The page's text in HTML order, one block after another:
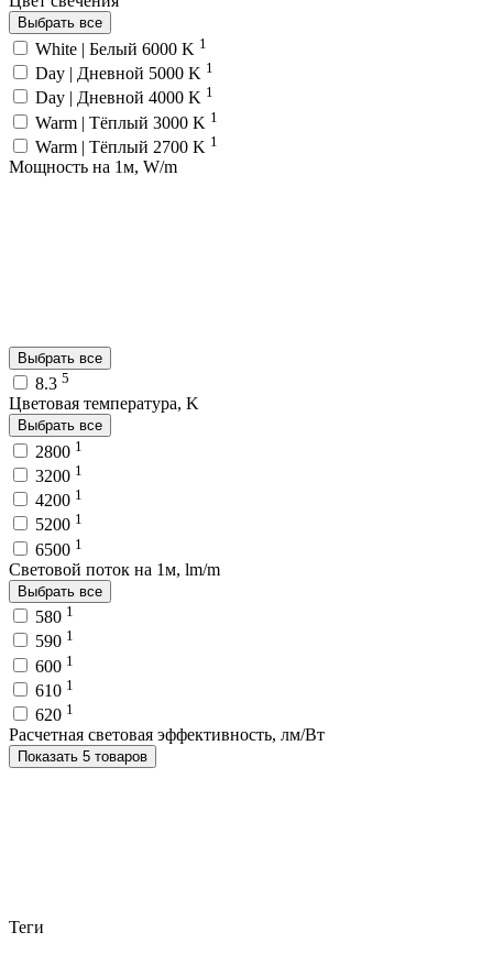
Выбрать все
White | Белый 6000 K 1
Day | Дневной 5000 K 1
Day | Дневной 4000 K 1
Warm | Тёплый 3000 K 1
Warm | Тёплый 2700 K 1
Мощность на 1м, W/m
Выбрать все
8.3 5
Цветовая температура, K
Выбрать все
2800 1
3200 1
4200 1
5200 1
6500 1
Световой поток на 1м, lm/m
Выбрать все
580 1
590 1
600 1
610 1
620 1
Расчетная световая эффективность, лм/Вт
Показать 5 товаров
Теги